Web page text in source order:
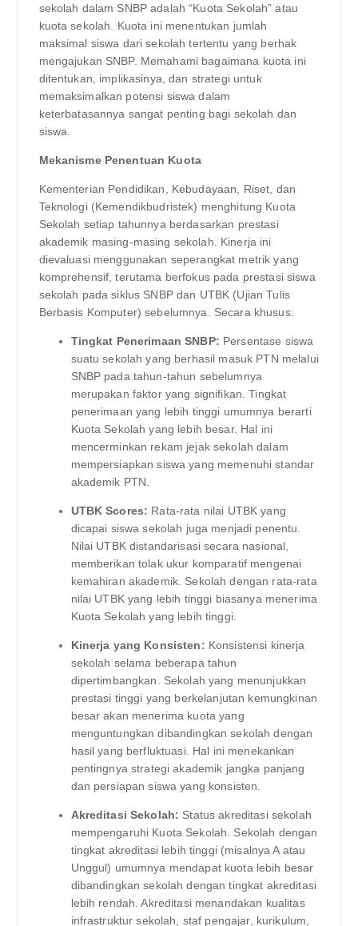
sekolah dalam SNBP adalah “Kuota Sekolah” atau
kuota sekolah. Kuota ini menentukan jumlah
maksimal siswa dari sekolah tertentu yang berhak
mengajukan SNBP. Memahami bagaimana kuota ini
ditentukan, implikasinya, dan strategi untuk
memaksimalkan potensi siswa dalam
keterbatasannya sangat penting bagi sekolah dan
siswa.
Mekanisme Penentuan Kuota
Kementerian Pendidikan, Kebudayaan, Riset, dan
Teknologi (Kemendikbudristek) menghitung Kuota
Sekolah setiap tahunnya berdasarkan prestasi
akademik masing-masing sekolah. Kinerja ini
dievaluasi menggunakan seperangkat metrik yang
komprehensif, terutama berfokus pada prestasi siswa
sekolah pada siklus SNBP dan UTBK (Ujian Tulis
Berbasis Komputer) sebelumnya. Secara khusus:
Tingkat Penerimaan SNBP: Persentase siswa
suatu sekolah yang berhasil masuk PTN melalui
SNBP pada tahun-tahun sebelumnya
merupakan faktor yang signifikan. Tingkat
penerimaan yang lebih tinggi umumnya berarti
Kuota Sekolah yang lebih besar. Hal ini
mencerminkan rekam jejak sekolah dalam
mempersiapkan siswa yang memenuhi standar
akademik PTN.
UTBK Scores: Rata-rata nilai UTBK yang
dicapai siswa sekolah juga menjadi penentu.
Nilai UTBK distandarisasi secara nasional,
memberikan tolak ukur komparatif mengenai
kemahiran akademik. Sekolah dengan rata-rata
nilai UTBK yang lebih tinggi biasanya menerima
Kuota Sekolah yang lebih tinggi.
Kinerja yang Konsisten: Konsistensi kinerja
sekolah selama beberapa tahun
dipertimbangkan. Sekolah yang menunjukkan
prestasi tinggi yang berkelanjutan kemungkinan
besar akan menerima kuota yang
menguntungkan dibandingkan sekolah dengan
hasil yang berfluktuasi. Hal ini menekankan
pentingnya strategi akademik jangka panjang
dan persiapan siswa yang konsisten.
Akreditasi Sekolah: Status akreditasi sekolah
mempengaruhi Kuota Sekolah. Sekolah dengan
tingkat akreditasi lebih tinggi (misalnya A atau
Unggul) umumnya mendapat kuota lebih besar
dibandingkan sekolah dengan tingkat akreditasi
lebih rendah. Akreditasi menandakan kualitas
infrastruktur sekolah, staf pengajar, kurikulum,